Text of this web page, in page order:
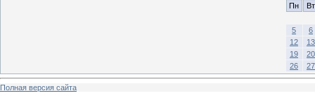
Пн
Вт
5
6
12
13
19
20
26
27
Полная версия сайта